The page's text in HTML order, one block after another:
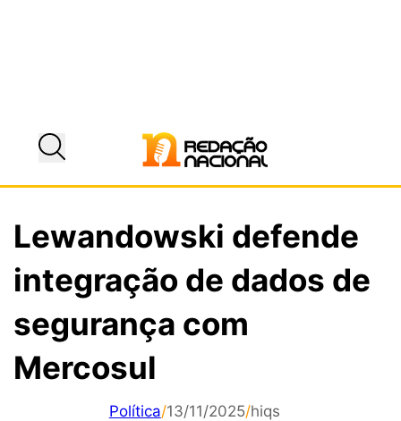
Lewandowski defende
integração de dados de
segurança com
Mercosul
Política/13/11/2025/hiqs